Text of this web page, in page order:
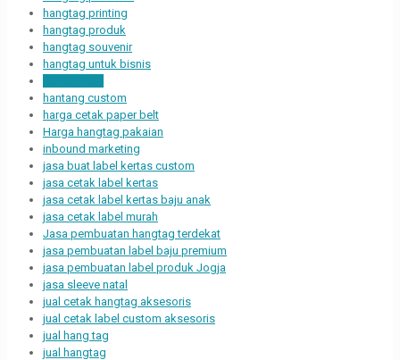
hangtag printing
hangtag produk
hangtag souvenir
hangtag untuk bisnis
hantang custom
harga cetak paper belt
Harga hangtag pakaian
inbound marketing
jasa buat label kertas custom
jasa cetak label kertas
jasa cetak label kertas baju anak
jasa cetak label murah
Jasa pembuatan hangtag terdekat
jasa pembuatan label baju premium
jasa pembuatan label produk Jogja
jasa sleeve natal
jual cetak hangtag aksesoris
jual cetak label custom aksesoris
jual hang tag
jual hangtag